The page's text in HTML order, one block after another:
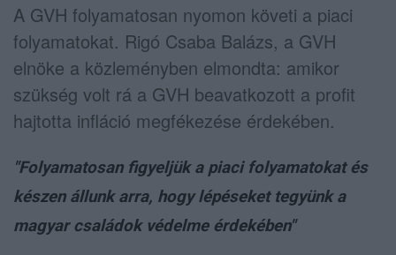
A GVH folyamatosan nyomon követi a piaci
folyamatokat. Rigó Csaba Balázs, a GVH
elnöke a közleményben elmondta: amikor
szükség volt rá a GVH beavatkozott a profit
hajtotta infláció megfékezése érdekében.
"Folyamatosan figyeljük a piaci folyamatokat és
készen állunk arra, hogy lépéseket tegyünk a
magyar családok védelme érdekében"